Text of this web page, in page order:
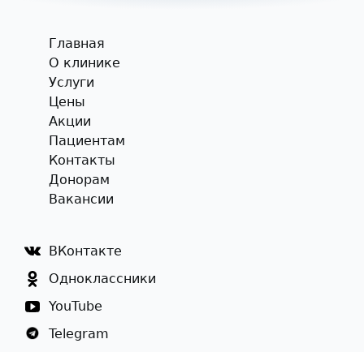
Главная
О клинике
Услуги
Цены
Акции
Пациентам
Контакты
Донорам
Вакансии
ВКонтакте
Одноклассники
YouTube
Telegram